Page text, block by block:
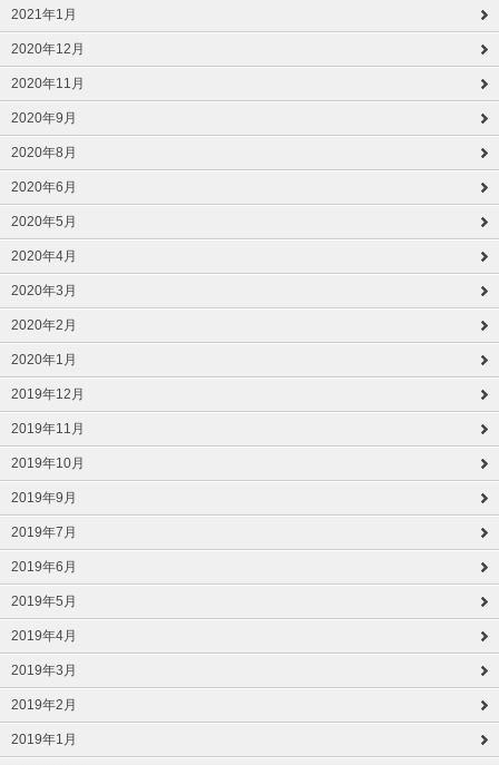
2021年1月
2020年12月
2020年11月
2020年9月
2020年8月
2020年6月
2020年5月
2020年4月
2020年3月
2020年2月
2020年1月
2019年12月
2019年11月
2019年10月
2019年9月
2019年7月
2019年6月
2019年5月
2019年4月
2019年3月
2019年2月
2019年1月